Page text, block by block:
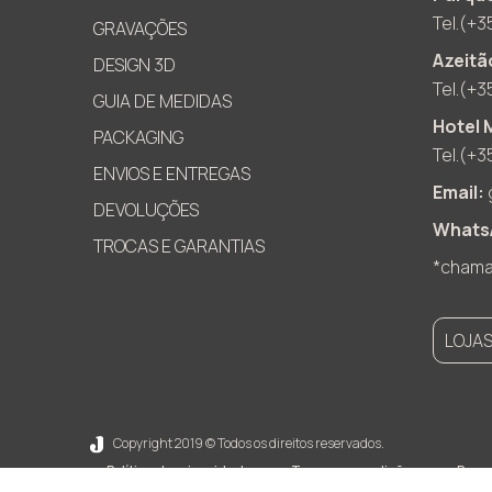
GRAVAÇÕES
DESIGN 3D
GUIA DE MEDIDAS
PACKAGING
ENVIOS E ENTREGAS
DEVOLUÇÕES
TROCAS E GARANTIAS
Hotel
Email:
Copyright 2019 © Todos os direitos reservados.
Política de privacidade
Termos e condições